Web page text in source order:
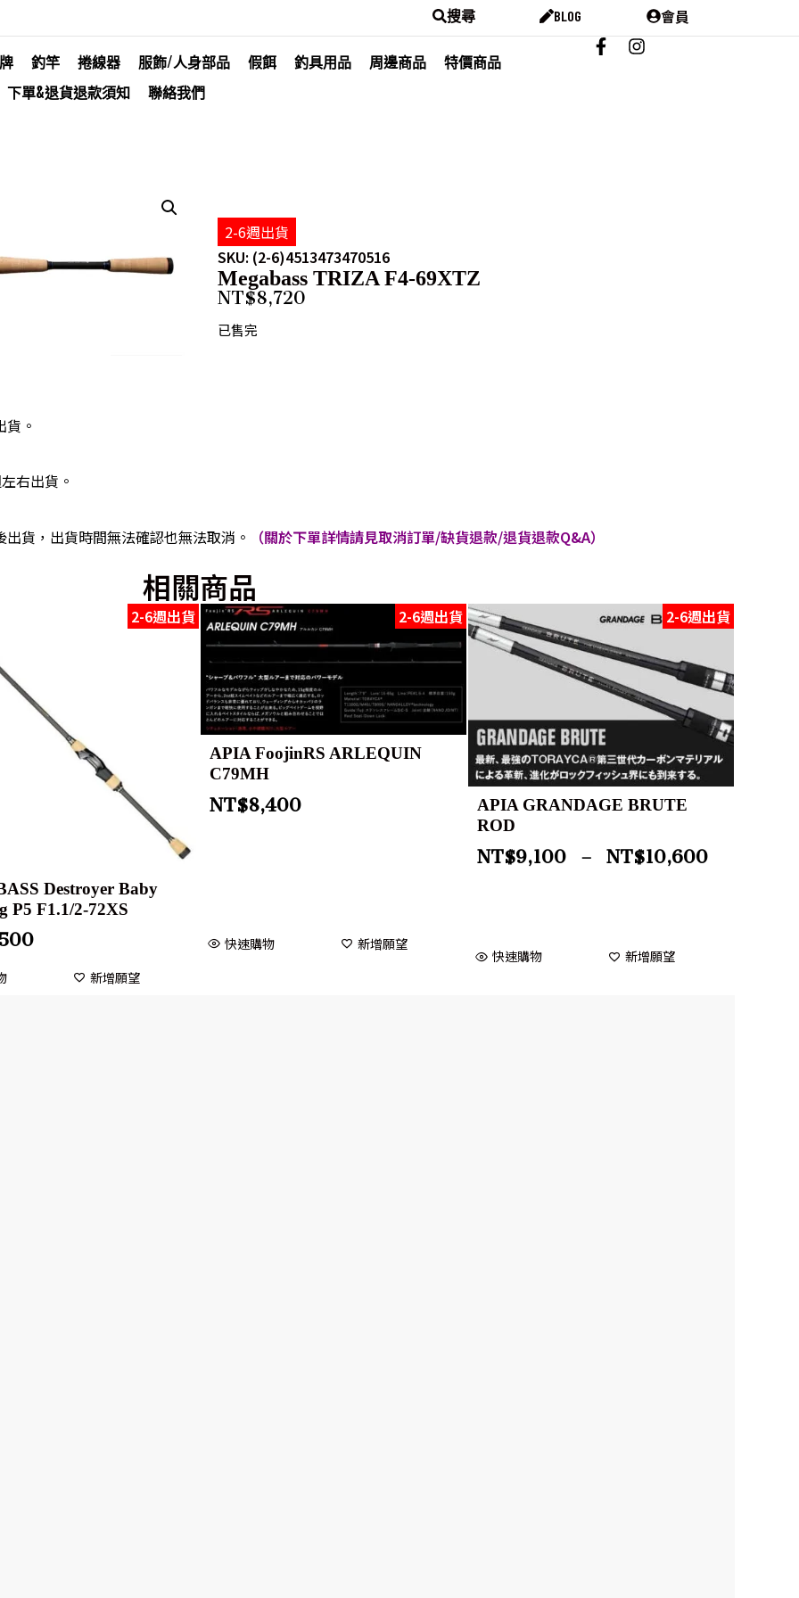
搜尋 BLOG 會員
釣竿 捲線器 服飾/人身部品 假餌 釣具用品 周邊商品
特價商品
下單&退貨退款須知
聯絡我們
2-6週出貨
SKU: (2-6)4513473470516
Megabass TRIZA F4-69XTZ
NT$8,720
已售完
。
右出貨。
貨，出貨時間無法確認也無法取消。 （關於下單詳情請見取消訂單/缺貨退款/退貨退款Q&A）
相關商品
2-6週出貨
Destroyer Baby
P5 F1.1/2-72XS
新增願望
2-6週出貨
APIA FoojinRS ARLEQUIN
C79MH
NT$8,400
快速購物 新增願望
2-6週出貨
APIA GRANDAGE BRUTE
ROD
NT$9,100 – NT$10,600
快速購物 新增願望